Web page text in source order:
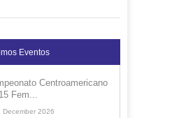
Eventos
Centroamericano
Fem...
December 2026